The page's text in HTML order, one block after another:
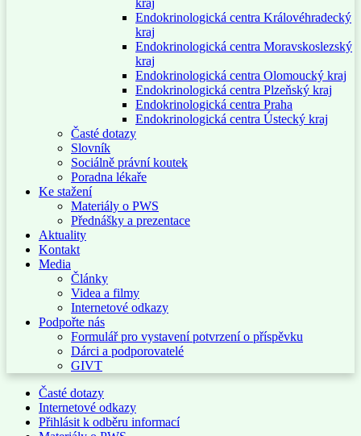
Endokrinologická centra Královéhradecký
kraj
Endokrinologická centra Moravskoslezský
kraj
Endokrinologická centra Olomoucký kraj
Endokrinologická centra Plzeňský kraj
Endokrinologická centra Praha
Endokrinologická centra Ústecký kraj
Časté dotazy
Slovník
Sociálně právní koutek
Poradna lékaře
Ke stažení
Materiály o PWS
Přednášky a prezentace
Aktuality
Kontakt
Media
Články
Videa a filmy
Internetové odkazy
Podpořte nás
Formulář pro vystavení potvrzení o příspěvku
Dárci a podporovatelé
GIVT
Časté dotazy
Internetové odkazy
Přihlásit k odběru informací